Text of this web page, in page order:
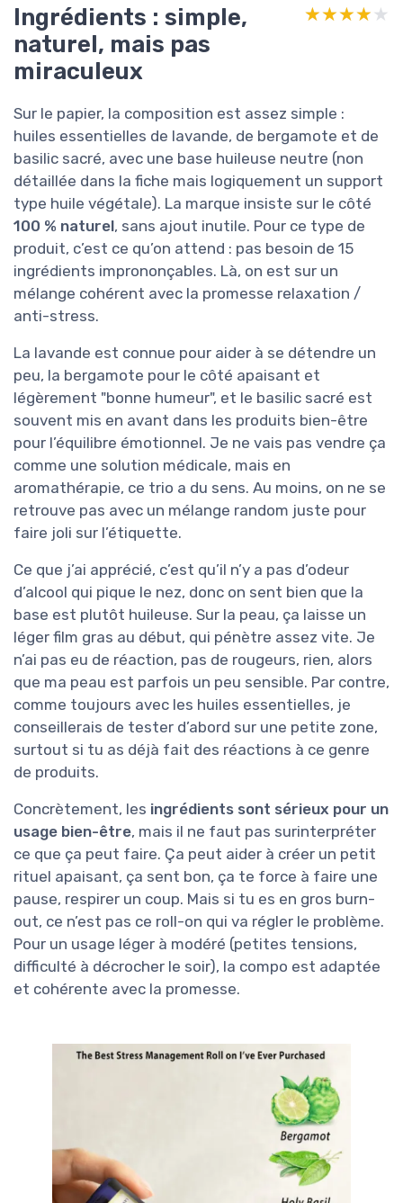
Ingrédients : simple,
naturel, mais pas
miraculeux
★★★★★
★★★★★
Sur le papier, la composition est assez simple :
huiles essentielles de lavande, de bergamote et de
basilic sacré, avec une base huileuse neutre (non
détaillée dans la fiche mais logiquement un support
type huile végétale). La marque insiste sur le côté
100 % naturel, sans ajout inutile. Pour ce type de
produit, c’est ce qu’on attend : pas besoin de 15
ingrédients imprononçables. Là, on est sur un
mélange cohérent avec la promesse relaxation /
anti-stress.
La lavande est connue pour aider à se détendre un
peu, la bergamote pour le côté apaisant et
légèrement "bonne humeur", et le basilic sacré est
souvent mis en avant dans les produits bien-être
pour l’équilibre émotionnel. Je ne vais pas vendre ça
comme une solution médicale, mais en
aromathérapie, ce trio a du sens. Au moins, on ne se
retrouve pas avec un mélange random juste pour
faire joli sur l’étiquette.
Ce que j’ai apprécié, c’est qu’il n’y a pas d’odeur
d’alcool qui pique le nez, donc on sent bien que la
base est plutôt huileuse. Sur la peau, ça laisse un
léger film gras au début, qui pénètre assez vite. Je
n’ai pas eu de réaction, pas de rougeurs, rien, alors
que ma peau est parfois un peu sensible. Par contre,
comme toujours avec les huiles essentielles, je
conseillerais de tester d’abord sur une petite zone,
surtout si tu as déjà fait des réactions à ce genre
de produits.
Concrètement, les ingrédients sont sérieux pour un
usage bien-être, mais il ne faut pas surinterpréter
ce que ça peut faire. Ça peut aider à créer un petit
rituel apaisant, ça sent bon, ça te force à faire une
pause, respirer un coup. Mais si tu es en gros burn-
out, ce n’est pas ce roll-on qui va régler le problème.
Pour un usage léger à modéré (petites tensions,
difficulté à décrocher le soir), la compo est adaptée
et cohérente avec la promesse.